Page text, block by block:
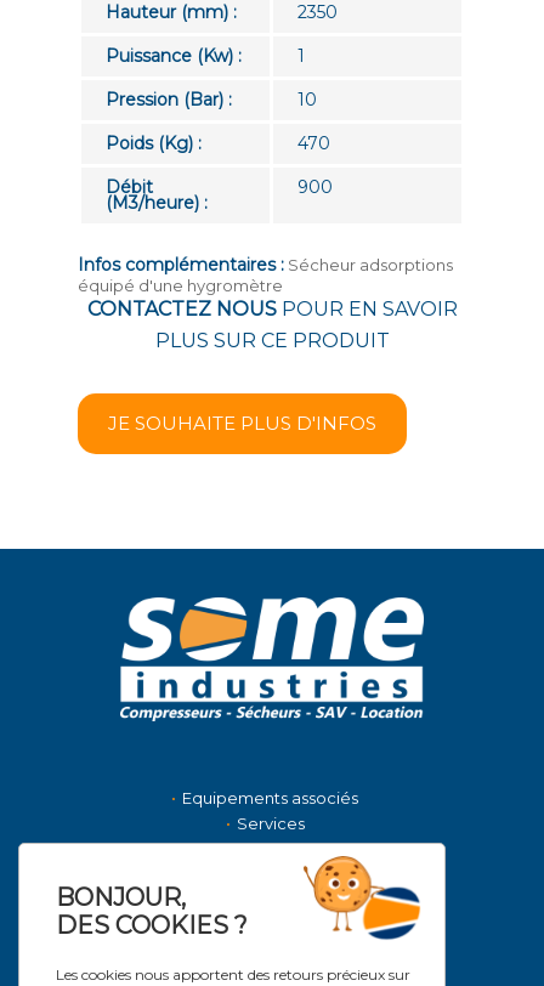
Hauteur (mm) :
2350
Puissance (Kw) :
1
Pression (Bar) :
10
Poids (Kg) :
470
Débit
(M3/heure) :
900
Infos complémentaires : Sécheur adsorptions
équipé d'une hygromètre
CONTACTEZ NOUSPOUR EN SAVOIR
PLUS SUR CE PRODUIT
JE SOUHAITE PLUS D'INFOS
Equipements associés
Services
La société
Nous contacter
NOS MARQUES DISTRIBUÉES
BONJOUR,
DES COOKIES ?
Les cookies nous apportent des retours précieux sur